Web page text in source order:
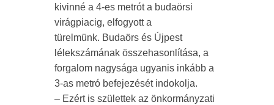
kivinné a 4-es metrót a budaörsi
virágpiacig, elfogyott a
türelmünk. Budaörs és Újpest
lélekszámának összehasonlítása, a
forgalom nagysága ugyanis inkább a
3-as metró befejezését indokolja.
– Ezért is születtek az önkormányzati